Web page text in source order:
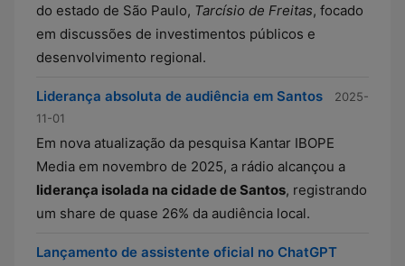
do estado de São Paulo, Tarcísio de Freitas, focado
em discussões de investimentos públicos e
desenvolvimento regional.
Liderança absoluta de audiência em Santos
2025-
11-01
Em nova atualização da pesquisa Kantar IBOPE
Media em novembro de 2025, a rádio alcançou a
liderança isolada na cidade de Santos, registrando
um share de quase 26% da audiência local.
Lançamento de assistente oficial no ChatGPT